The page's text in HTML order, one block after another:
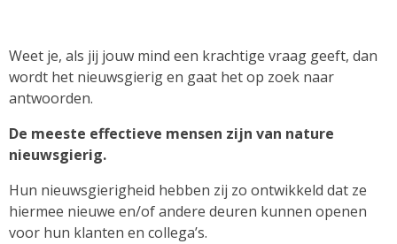
Weet je, als jij jouw mind een krachtige vraag geeft, dan
wordt het nieuwsgierig en gaat het op zoek naar
antwoorden.
De meeste effectieve mensen zijn van nature
nieuwsgierig.
Hun nieuwsgierigheid hebben zij zo ontwikkeld dat ze
hiermee nieuwe en/of andere deuren kunnen openen
voor hun klanten en collega’s.